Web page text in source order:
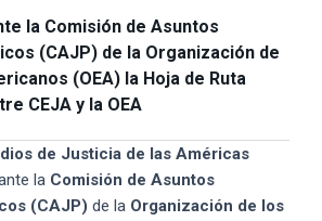
la Comisión de Asuntos
(CAJP) de la Organización de
(OEA) la Hoja de Ruta
CEJA y la OEA
de Justicia de las Américas
la Comisión de Asuntos
(CAJP) de la Organización de los